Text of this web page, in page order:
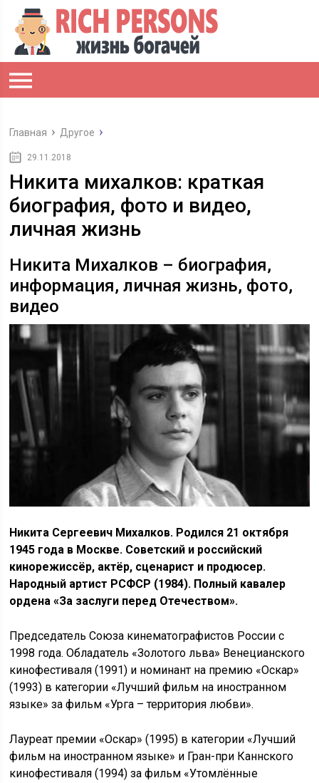
Главная Другое
29.11.2018
Никита михалков: краткая
биография, фото и видео,
личная жизнь
Никита Михалков – биография,
информация, личная жизнь, фото,
видео
Никита Сергеевич Михалков. Родился 21 октября
1945 года в Москве. Советский и российский
кинорежиссёр, актёр, сценарист и продюсер.
Народный артист РСФСР (1984). Полный кавалер
ордена «За заслуги перед Отечеством».
Председатель Союза кинематографистов России с
1998 года. Обладатель «Золотого льва» Венецианского
кинофестиваля (1991) и номинант на премию «Оскар»
(1993) в категории «Лучший фильм на иностранном
языке» за фильм «Урга – территория любви».
Лауреат премии «Оскар» (1995) в категории «Лучший
фильм на иностранном языке» и Гран-при Каннского
кинофестиваля (1994) за фильм «Утомлённые